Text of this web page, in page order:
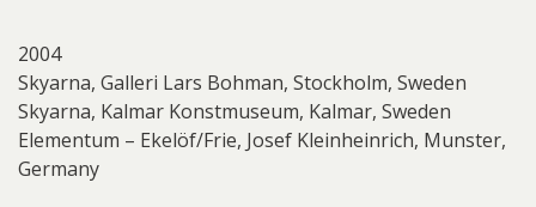
2004
Skyarna, Galleri Lars Bohman, Stockholm, Sweden
Skyarna, Kalmar Konstmuseum, Kalmar, Sweden
Elementum – Ekelöf/Frie, Josef Kleinheinrich, Munster,
Germany